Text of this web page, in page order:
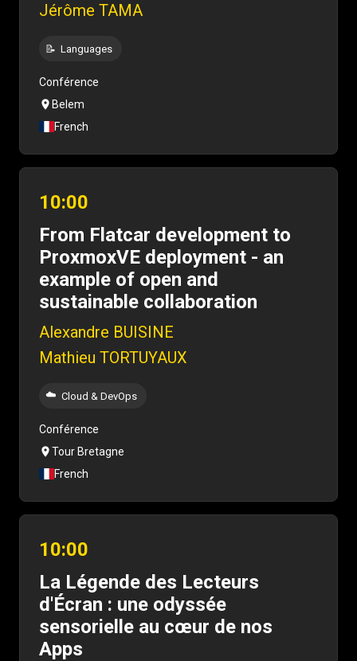
Jérôme TAMA
📝 Languages
Conférence
Belem
French
10:00
From Flatcar development to
ProxmoxVE deployment - an
example of open and
sustainable collaboration
Alexandre BUISINE
Mathieu TORTUYAUX
☁️ Cloud & DevOps
Conférence
Tour Bretagne
French
10:00
La Légende des Lecteurs
d'Écran : une odyssée
sensorielle au cœur de nos
Apps